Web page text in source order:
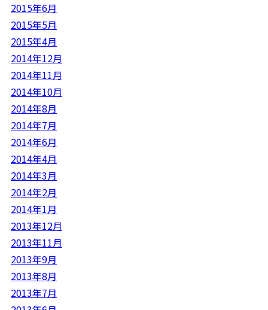
2015年6月
2015年5月
2015年4月
2014年12月
2014年11月
2014年10月
2014年8月
2014年7月
2014年6月
2014年4月
2014年3月
2014年2月
2014年1月
2013年12月
2013年11月
2013年9月
2013年8月
2013年7月